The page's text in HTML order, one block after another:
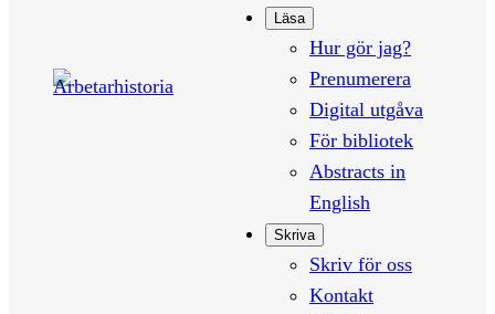
Läsa
Hur gör jag?
Prenumerera
Digital utgåva
För bibliotek
Abstracts in
English
Skriva
Skriv för oss
Kontakt